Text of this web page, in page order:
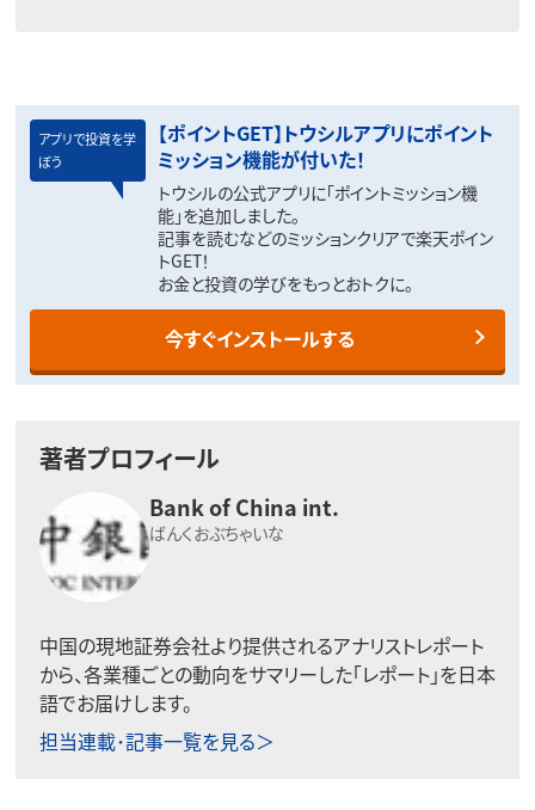
アプリで投資を学
ぼう
【ポイントGET】トウシルアプリにポイント
ミッション機能が付いた！
トウシルの公式アプリに「ポイントミッション機
能」を追加しました。
記事を読むなどのミッションクリアで楽天ポイン
トGET！
お金と投資の学びをもっとおトクに。
今すぐインストールする
著者プロフィール
Bank of China int.
ばんくおぶちゃいな
中国の現地証券会社より提供されるアナリストレポート
から、各業種ごとの動向をサマリーした「レポート」を日本
語でお届けします。
担当連載･記事一覧を見る＞